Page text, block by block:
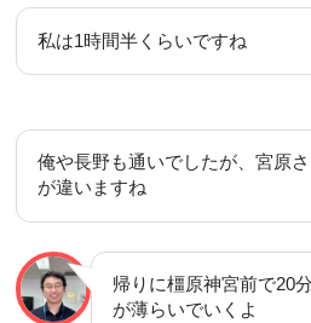
私は1時間半くらいですね
俺や長野も通いでしたが、宮原さ
が違いますね
帰りに橿原神宮前で20
が薄らいでいくよ